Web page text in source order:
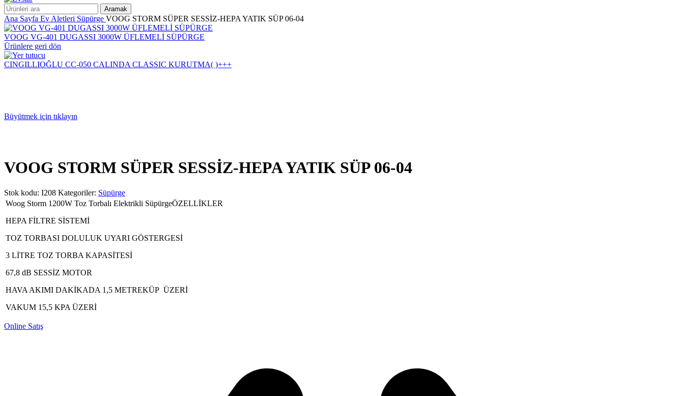
Aramak
Ana Sayfa Ev Aletleri Süpürge VOOG STORM SÜPER SESSİZ-HEPA YATIK SÜP 06-04
VOOG VG-401 DUGASSI 3000W ÜFLEMELİ SÜPÜRGE
Ürünlere geri dön
CINGILLIOĞLU CC-050 CALINDA CLASSIC KURUTMA( )+++
Büyütmek için tıklayın
VOOG STORM SÜPER SESSİZ-HEPA YATIK SÜP 06-04
Stok kodu: I208 Kategoriler: Süpürge
Woog Storm 1200W Toz Torbalı Elektrikli SüpürgeÖZELLİKLER
HEPA FİLTRE SİSTEMİ
TOZ TORBASI DOLULUK UYARI GÖSTERGESİ
3 LİTRE TOZ TORBA KAPASİTESİ
67,8 dB SESSİZ MOTOR
HAVA AKIMI DAKİKADA 1,5 METREKÜP ÜZERİ
VAKUM 15,5 KPA ÜZERİ
Online Satış